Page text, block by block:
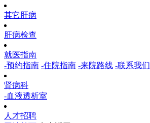
其它肝病
肝病检查
就医指南
-预约指南 -住院指南 -来院路线 -联系我们
肾病科
-血液透析室
人才招聘